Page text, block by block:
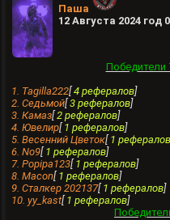
Паша
12 Августа 2024 год
Победители
1. Tagilla222[ 4 рефералов]
2. Седьмой[ 3 рефералов]
3. Камаз[ 2 рефералов]
4. Ювелир[ 1 рефералов]
5. Весенний Цветок[ 1 рефералов
6. No9[ 1 рефералов]
7. Popipa123[ 1 рефералов]
8. Macon[ 1 рефералов]
9. Сталкер 202137[ 1 рефералов]
10. yy_kast[ 1 рефералов]